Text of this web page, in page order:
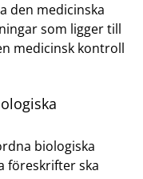
den medicinska
som ligger till
medicinsk kontroll
biologiska
föreskrifter ska